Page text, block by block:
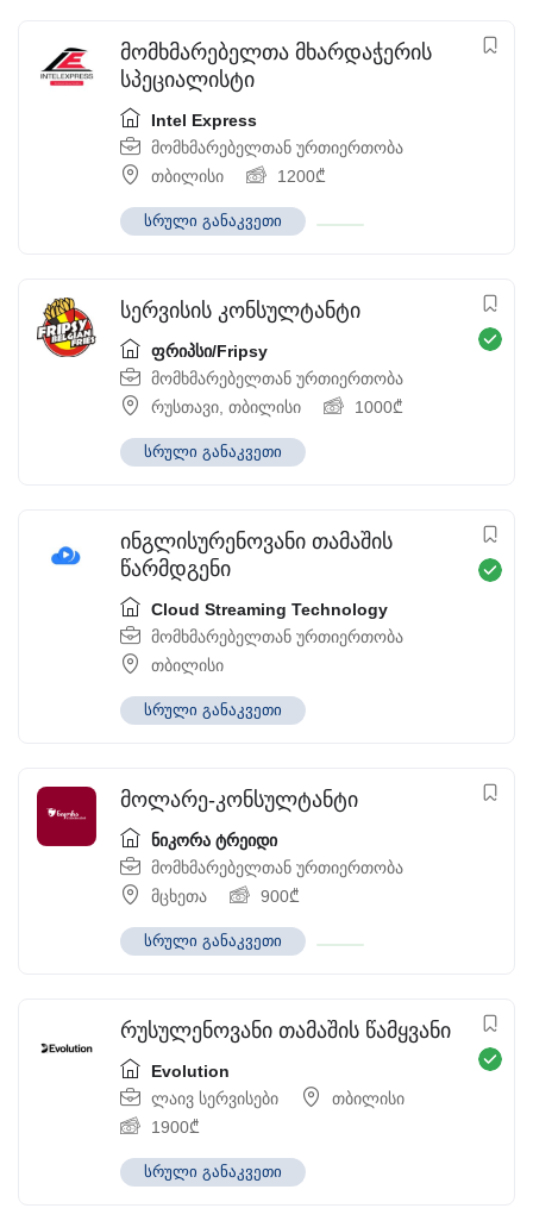
მომხმარებელთა მხარდაჭერის
სპეციალისტი
Intel Express
მომხმარებელთან ურთიერთობა
თბილისი
1200₾
სრული განაკვეთი
სერვისის კონსულტანტი
ფრიპსი/Fripsy
მომხმარებელთან ურთიერთობა
რუსთავი თბილისი 1000₾
სრული განაკვეთი
ინგლისურენოვანი თამაშის
წარმდგენი
Cloud Streaming Technology
მომხმარებელთან ურთიერთობა
თბილისი
სრული განაკვეთი
მოლარე-კონსულტანტი
ნიკორა ტრეიდი
მომხმარებელთან ურთიერთობა
მცხეთა
900₾
სრული განაკვეთი
რუსულენოვანი თამაშის წამყვანი
Evolution
ლაივ სერვისები
თბილისი
1900₾
სრული განაკვეთი